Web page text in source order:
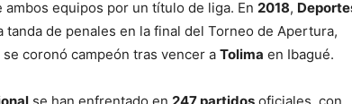
ambos equipos por un título de liga. En 2018,
tanda de penales en la final del Torneo de Apertura,
se coronó campeón tras vencer a Tolima en Ibagué.
se han enfrentado en 247 partidos oficiales, con